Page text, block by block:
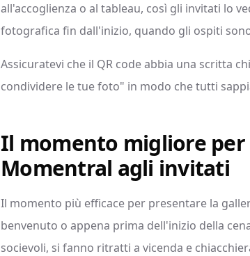
all'accoglienza o al tableau, così gli invitati lo
fotografica fin dall'inizio, quando gli ospiti
Assicuratevi che il QR code abbia una scritta
condividere le tue foto" in modo che tutti
Il momento migliore
Momentral agli invitati
Il momento più efficace per presentare la
benvenuto o appena prima dell'inizio della
socievoli, si fanno ritratti a vicenda e